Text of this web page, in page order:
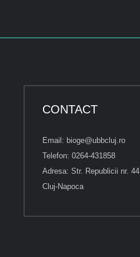
CONTACT
Email: bioge@ubbcluj.ro
Telefon: 0264-431858
Adresa: Str. Republicii nr. 44,
Cluj-Napoca